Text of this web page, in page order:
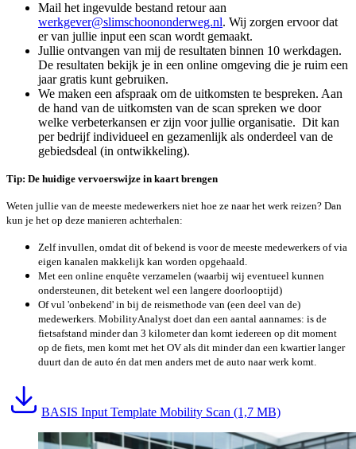
Mail het ingevulde bestand retour aan
werkgever@slimschoononderweg.nl. Wij zorgen ervoor dat
er van jullie input een scan wordt gemaakt.
Jullie ontvangen van mij de resultaten binnen 10 werkdagen.
De resultaten bekijk je in een online omgeving die je ruim een
jaar gratis kunt gebruiken.
We maken een afspraak om de uitkomsten te bespreken. Aan
de hand van de uitkomsten van de scan spreken we door
welke verbeterkansen er zijn voor jullie organisatie. Dit kan
per bedrijf individueel en gezamenlijk als onderdeel van de
gebiedsdeal (in ontwikkeling).
Tip: De huidige vervoerswijze in kaart brengen
Weten jullie van de meeste medewerkers niet hoe ze naar het werk reizen? Dan
kun je het op deze manieren achterhalen:
Zelf invullen, omdat dit of bekend is voor de meeste medewerkers of via
eigen kanalen makkelijk kan worden opgehaald.
Met een online enquête verzamelen (waarbij wij eventueel kunnen
ondersteunen, dit betekent wel een langere doorlooptijd)
Of vul 'onbekend' in bij de reismethode van (een deel van de)
medewerkers. MobilityAnalyst doet dan een aantal aannames: is de
fietsafstand minder dan 3 kilometer dan komt iedereen op dit moment
op de fiets, men komt met het OV als dit minder dan een kwartier langer
duurt dan de auto én dat men anders met de auto naar werk komt.
BASIS Input Template Mobility Scan (1,7 MB)